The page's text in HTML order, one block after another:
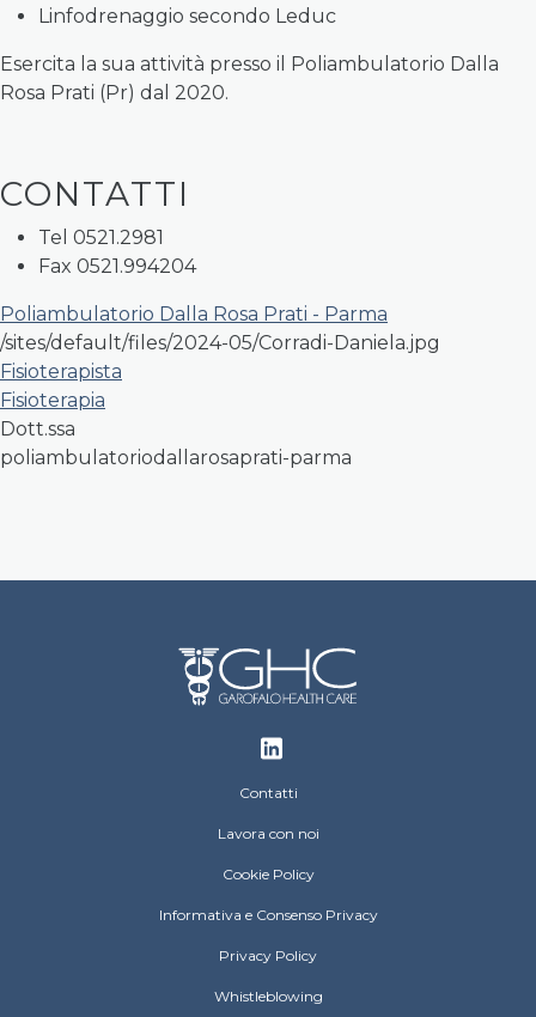
Linfodrenaggio secondo Leduc
Esercita la sua attività presso il Poliambulatorio Dalla
Rosa Prati (Pr) dal 2020.
CONTATTI
Tel 0521.2981
Fax 0521.994204
Poliambulatorio Dalla Rosa Prati - Parma
/sites/default/files/2024-05/Corradi-Daniela.jpg
Fisioterapista
Fisioterapia
Dott.ssa
poliambulatoriodallarosaprati-parma
Contatti
Lavora con noi
Cookie Policy
Informativa e Consenso Privacy
Privacy Policy
Whistleblowing